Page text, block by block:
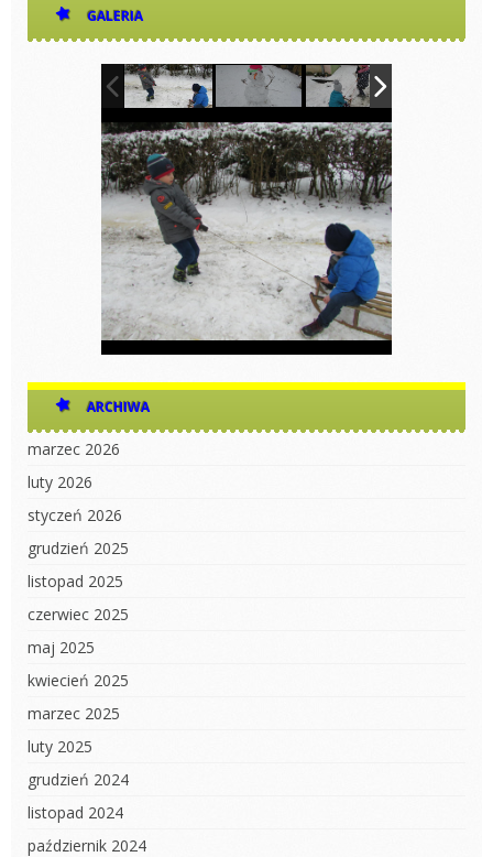
GALERIA
ARCHIWA
marzec 2026
luty 2026
styczeń 2026
grudzień 2025
listopad 2025
czerwiec 2025
maj 2025
kwiecień 2025
marzec 2025
luty 2025
grudzień 2024
listopad 2024
październik 2024